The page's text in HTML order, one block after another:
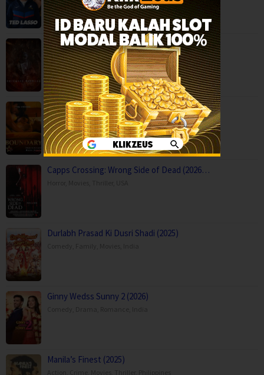
Backwood Madness (2025)
Fantasy,Horror,Movies,Finland
Boundary (2026)
Movies,Romance,
Capps Crossing: Wrong Side of Dead (2026…
Durlabh Prasad Ki Dusri Shadi (2025)
Ginny Wedss Sunny 2 (2026)
Manila’s Finest (2025)